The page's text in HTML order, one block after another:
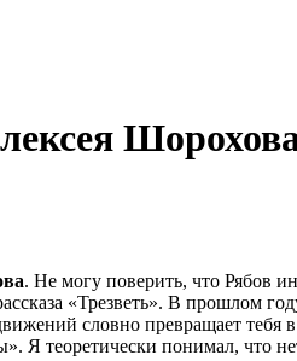
. Не могу поверить, что Рябов
«Трезветь». В прошлом
словно превращает
Я теоретически понимал, что